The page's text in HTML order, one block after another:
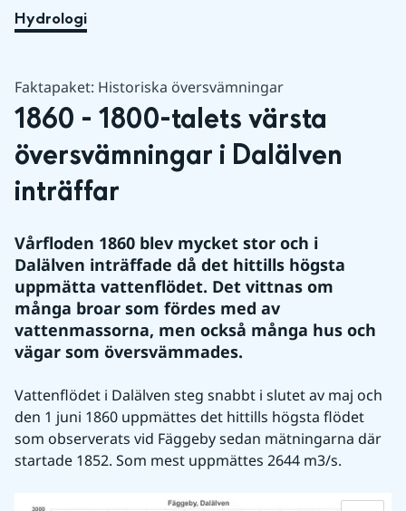
Hydrologi
Faktapaket: Historiska översvämningar
1860 - 1800-talets värsta
översvämningar i Dalälven
inträffar
Vårfloden 1860 blev mycket stor och i
Dalälven inträffade då det hittills högsta
uppmätta vattenflödet. Det vittnas om
många broar som fördes med av
vattenmassorna, men också många hus och
vägar som översvämmades.
Vattenflödet i Dalälven steg snabbt i slutet av maj och
den 1 juni 1860 uppmättes det hittills högsta flödet
som observerats vid Fäggeby sedan mätningarna där
startade 1852. Som mest uppmättes 2644 m3/s.